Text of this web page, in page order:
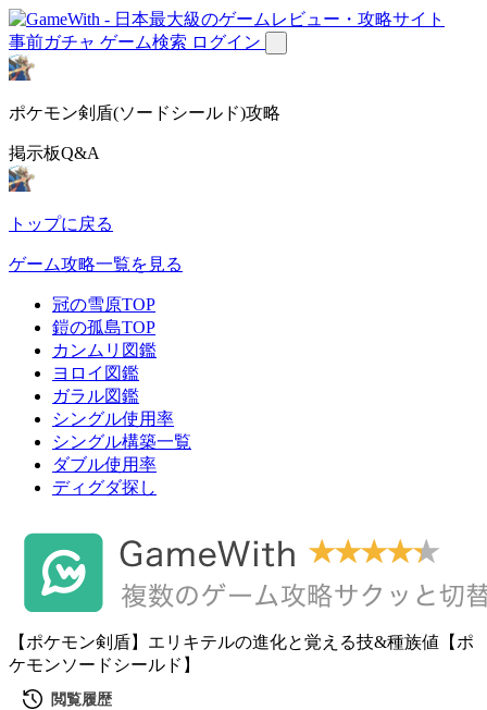
事前ガチャ ゲーム検索 ログイン
ポケモン剣盾(ソードシールド)攻略
掲示板Q&A
トップに戻る
ゲーム攻略一覧を見る
冠の雪原TOP
鎧の孤島TOP
カンムリ図鑑
ヨロイ図鑑
ガラル図鑑
シングル使用率
シングル構築一覧
ダブル使用率
ディグダ探し
【ポケモン剣盾】エリキテルの進化と覚える技&種族値【ポ
ケモンソードシールド】